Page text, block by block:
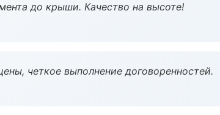
до крыши. Качество на высоте!
четкое выполнение договоренностей.